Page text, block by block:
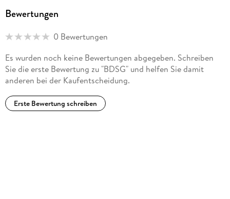
Bewertungen
0 Bewertungen
Es wurden noch keine Bewertungen abgegeben. Schreiben
Sie die erste Bewertung zu "BDSG" und helfen Sie damit
anderen bei der Kaufentscheidung.
Erste Bewertung schreiben